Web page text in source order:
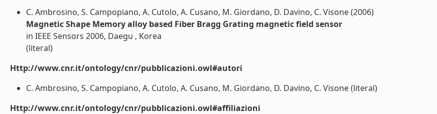
C. Ambrosino, S. Campopiano, A. Cutolo, A. Cusano, M. Giordano, D. Davino, C. Visone (2006)
Magnetic Shape Memory alloy based Fiber Bragg Grating magnetic field sensor
in IEEE Sensors 2006, Daegu , Korea
(literal)
Http://www.cnr.it/ontology/cnr/pubblicazioni.owl#autori
C. Ambrosino, S. Campopiano, A. Cutolo, A. Cusano, M. Giordano, D. Davino, C. Visone (literal)
Http://www.cnr.it/ontology/cnr/pubblicazioni.owl#affiliazioni